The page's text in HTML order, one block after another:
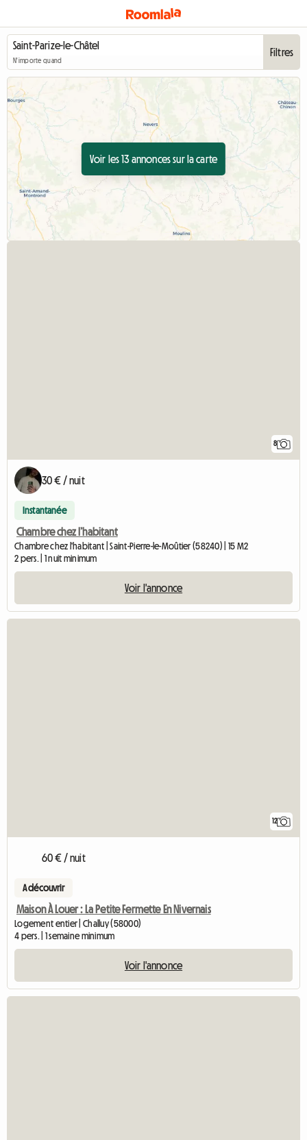
N'importe quand
Filtres
Voir les 13 annonces sur la carte
8
30 € / nuit
Instantanée
Chambre chez l’habitant
Chambre chez l'habitant | Saint-Pierre-le-Moûtier (58240) | 15 M2
2 pers. | 1 nuit minimum
Voir l'annonce
12
60 € / nuit
A découvrir
Maison À Louer : La Petite Fermette En Nivernais
Logement entier | Challuy (58000)
4 pers. | 1 semaine minimum
Voir l'annonce